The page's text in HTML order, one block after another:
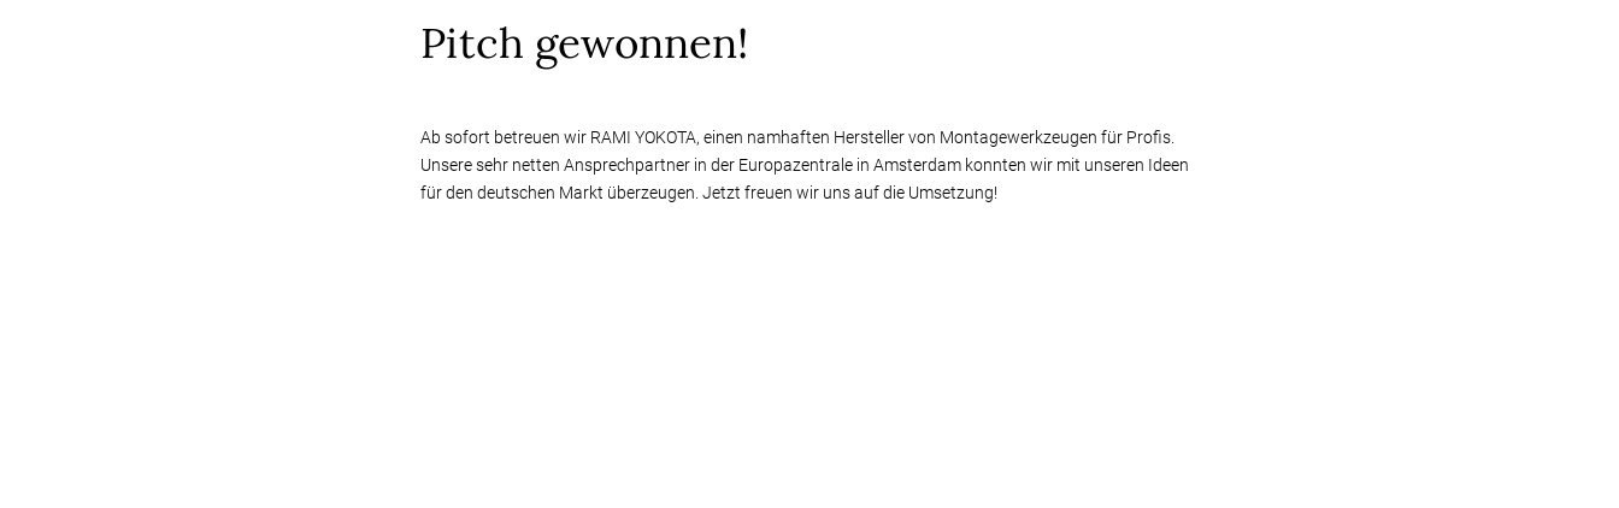
Pitch gewonnen!
Ab sofort betreuen wir RAMI YOKOTA, einen namhaften Hersteller von Montagewerkzeugen für Profis.
Unsere sehr netten Ansprechpartner in der Europazentrale in Amsterdam konnten wir mit unseren Ideen
für den deutschen Markt überzeugen. Jetzt freuen wir uns auf die Umsetzung!